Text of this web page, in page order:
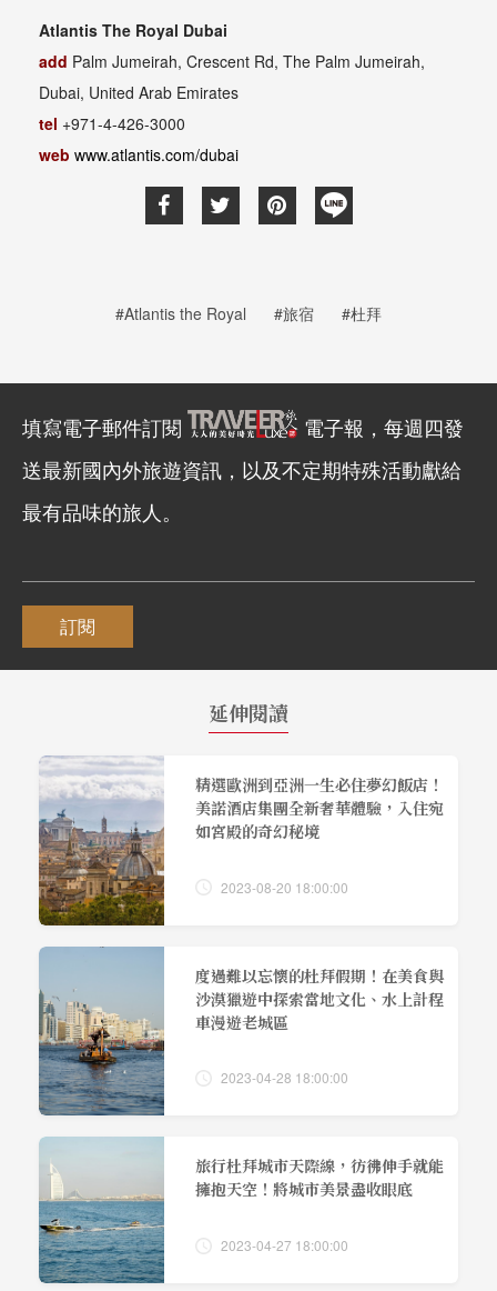
Atlantis The Royal Dubai
add Palm Jumeirah, Crescent Rd, The Palm Jumeirah,
Dubai, United Arab Emirates
tel +971-4-426-3000
web www.atlantis.com/dubai
#Atlantis the Royal #旅宿 #杜拜
填寫電子郵件訂閱
電子報，每週四發
送最新國內外旅遊資訊，以及不定期特殊活動獻給
最有品味的旅人。
訂閱
延伸閱讀
精選歐洲到亞洲一生必住夢幻飯店！
美諾酒店集團全新奢華體驗，入住宛
如宮殿的奇幻秘境
2023-08-20 18:00:00
度過難以忘懷的杜拜假期！在美食與
沙漠獵遊中探索當地文化、水上計程
車漫遊老城區
2023-04-28 18:00:00
旅行杜拜城市天際線，彷彿伸手就能
擁抱天空！將城市美景盡收眼底
2023-04-27 18:00:00